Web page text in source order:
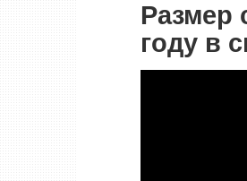
Размер
году в